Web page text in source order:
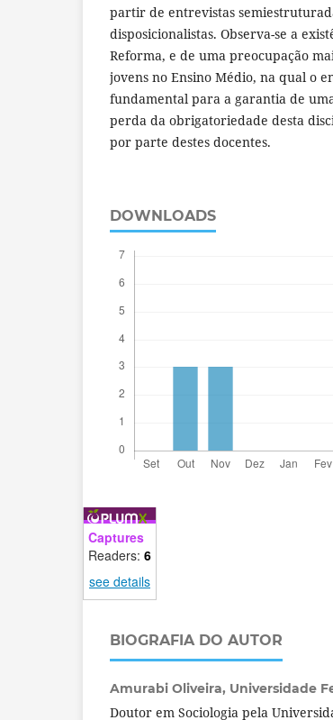
partir de entrevistas
disposicionalistas. Observa-se a
Reforma, e de uma preocupação
jovens no Ensino Médio, na qual o
fundamental para a garantia de
perda da obrigatoriedade desta
por parte destes docentes.
DOWNLOADS
Captures
Readers: 6
see details
BIOGRAFIA DO AUTOR
Amurabi Oliveira, Universidade
Doutor em Sociologia pela